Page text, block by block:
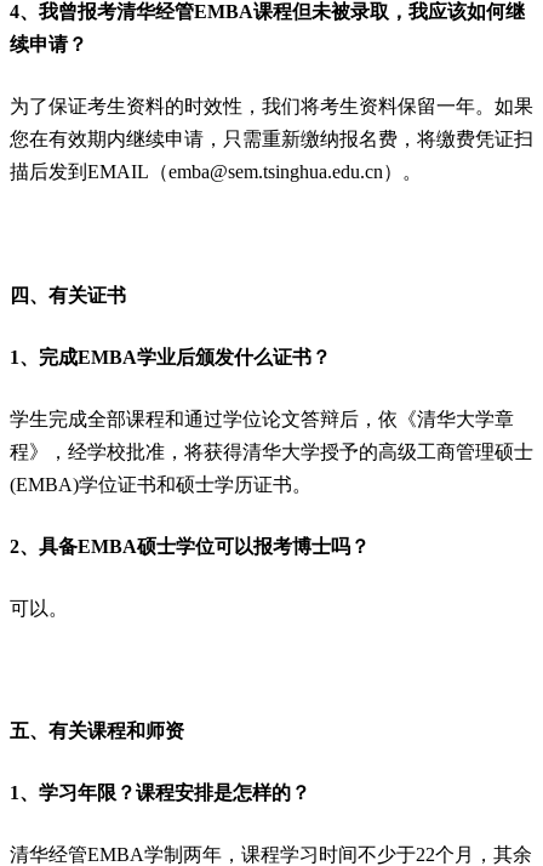
4、我曾报考清华经管EMBA课程但未被录取，我应该如何继
续申请？
为了保证考生资料的时效性，我们将考生资料保留一年。如果
您在有效期内继续申请，只需重新缴纳报名费，将缴费凭证扫
描后发到EMAIL（emba@sem.tsinghua.edu.cn）。
四、有关证书
1、完成EMBA学业后颁发什么证书？
学生完成全部课程和通过学位论文答辩后，依《清华大学章
程》，经学校批准，将获得清华大学授予的高级工商管理硕士
(EMBA)学位证书和硕士学历证书。
2、具备EMBA硕士学位可以报考博士吗？
可以。
五、有关课程和师资
1、学习年限？课程安排是怎样的？
清华经管EMBA学制两年，课程学习时间不少于22个月，其余